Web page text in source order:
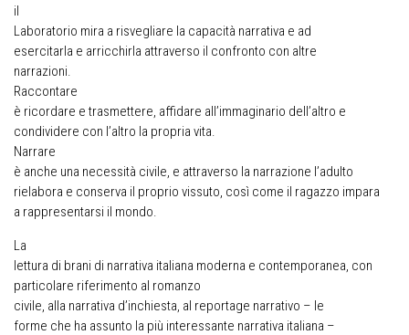
il
Laboratorio mira a risvegliare la capacità narrativa e ad
esercitarla e arricchirla attraverso il confronto con altre
narrazioni.
Raccontare
è ricordare e trasmettere, affidare all’immaginario dell’altro e
condividere con l’altro la propria vita.
Narrare
è anche una necessità civile, e attraverso la narrazione l’adulto
rielabora e conserva il proprio vissuto, così come il ragazzo impara
a rappresentarsi il mondo.
La
lettura di brani di narrativa italiana moderna e contemporanea, con
particolare riferimento al romanzo
civile, alla narrativa d’inchiesta, al reportage narrativo – le
forme che ha assunto la più interessante narrativa italiana –